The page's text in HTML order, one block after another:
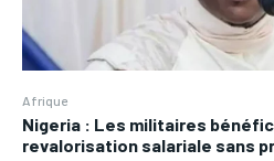
Afrique
Nigeria : Les militaires
revalorisation salariale sans